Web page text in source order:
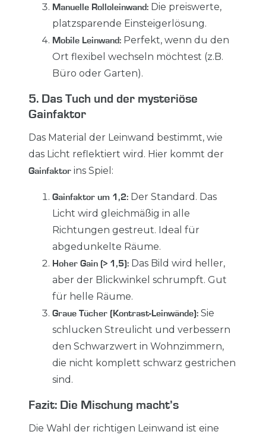
Manuelle Rolloleinwand: Die preiswerte,
platzsparende Einsteigerlösung.
Mobile Leinwand: Perfekt, wenn du den
Ort flexibel wechseln möchtest (z.B.
Büro oder Garten).
5. Das Tuch und der mysteriöse
Gainfaktor
Das Material der Leinwand bestimmt, wie
das Licht reflektiert wird. Hier kommt der
Gainfaktor ins Spiel:
Gainfaktor um 1,2: Der Standard. Das
Licht wird gleichmäßig in alle
Richtungen gestreut. Ideal für
abgedunkelte Räume.
Hoher Gain (> 1,5): Das Bild wird heller,
aber der Blickwinkel schrumpft. Gut
für helle Räume.
Graue Tücher (Kontrast-Leinwände): Sie
schlucken Streulicht und verbessern
den Schwarzwert in Wohnzimmern,
die nicht komplett schwarz gestrichen
sind.
Fazit: Die Mischung macht’s
Die Wahl der richtigen Leinwand ist eine